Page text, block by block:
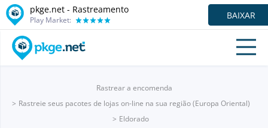
pkge.net - Rastreamento
Play Market: BAIXAR
Rastrear a encomenda
Rastreie seus pacotes de lojas on-line na sua região (Europa Oriental)
Eldorado